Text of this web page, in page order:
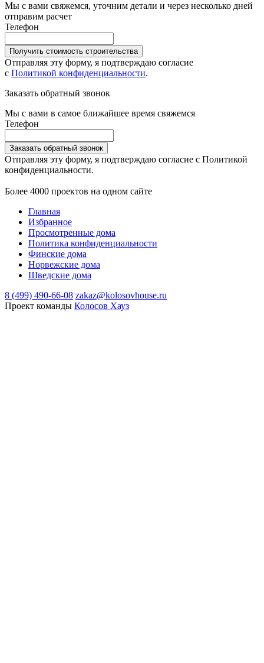
Мы с вами свяжемся, уточним детали и через несколько дней
отправим расчет
Телефон
Получить стоимость строительства
Отправляя эту форму, я подтверждаю согласие
с Политикой конфиденциальности.
Заказать обратный звонок
Мы с вами в самое ближайшее время свяжемся
Телефон
Заказать обратный звонок
Отправляя эту форму, я подтверждаю согласие с Политикой
конфиденциальности.
Более 4000 проектов на одном сайте
Главная
Избранное
Просмотренные дома
Политика конфиденциальности
Финские дома
Норвежские дома
Шведские дома
8 (499) 490-66-08 zakaz@kolosovhouse.ru
Проект команды Колосов Хауз